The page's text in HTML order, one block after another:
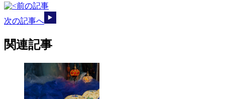
前の記事
次の記事へ
関連記事